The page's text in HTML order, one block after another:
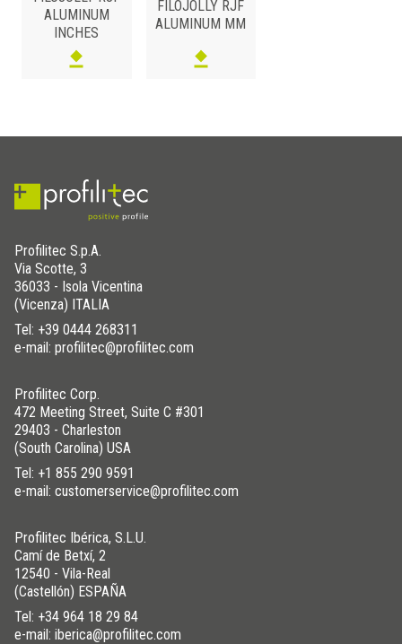
H (mm) Art.
Farbe
ALUMINUM
INCHES
FILOJOLLY RJF
ALUMINUM MM
Profilitec S.p.A.
Via Scotte, 3
36033 - Isola Vicentina
(Vicenza) ITALIA
Tel: +39 0444 268311
e-mail: profilitec@profilitec.com
Profilitec Corp.
472 Meeting Street, Suite C #301
29403 - Charleston
(South Carolina) USA
Tel: +1 855 290 9591
e-mail: customerservice@profilitec.com
Profilitec Ibérica, S.L.U.
Camí de Betxí, 2
12540 - Vila-Real
(Castellón) ESPAÑA
Tel: +34 964 18 29 84
e-mail: iberica@profilitec.com